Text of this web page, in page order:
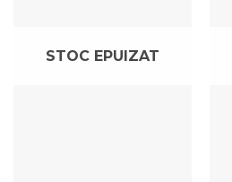
STOC EPUIZAT